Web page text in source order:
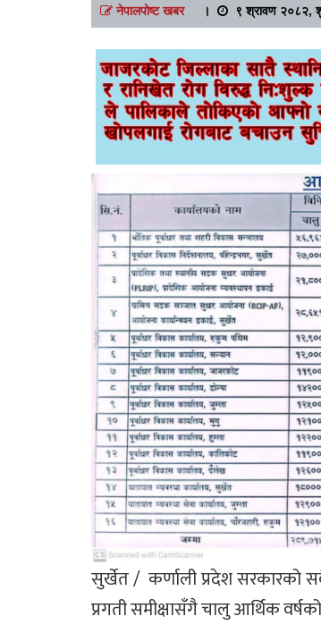
नेपालपोष्ट खबर। ९ श्रावण २०८२,
सुर्खेत / कर्णाली प्रदेश सरकारको
प्रगती समीक्षासँगै चालु आर्थिक